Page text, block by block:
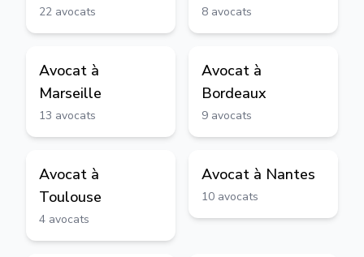
22 avocats 8 avocats
Avocat à
Marseille
13 avocats
Avocat à
Bordeaux
9 avocats
Avocat à
Toulouse
4 avocats
Avocat à Nantes
10 avocats